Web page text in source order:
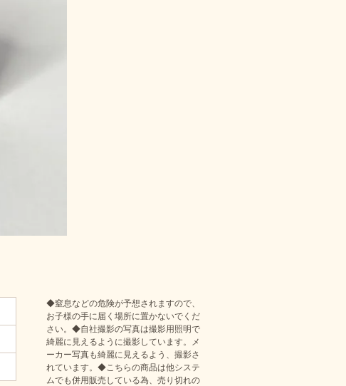
◆窒息などの危険が予想されますので、
お子様の手に届く場所に置かないでくだ
さい。◆自社撮影の写真は撮影用照明で
綺麗に見えるように撮影しています。メ
ーカー写真も綺麗に見えるよう、撮影さ
れています。◆こちらの商品は他システ
ムでも併用販売している為、売り切れの